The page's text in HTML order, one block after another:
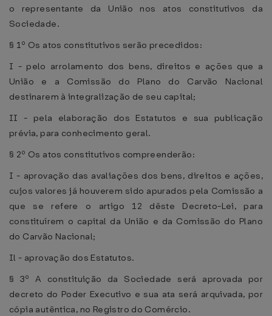
o representante da União nos atos constitutivos da
Sociedade.
§ 1º Os atos constitutivos serão precedidos:
I - pelo arrolamento dos bens, direitos e ações que a
União e a Comissão do Plano do Carvão Nacional
destinarem à integralização de seu capital;
II - pela elaboração dos Estatutos e sua publicação
prévia, para conhecimento geral.
§ 2º Os atos constitutivos compreenderão:
I - aprovação das avaliações dos bens, direitos e ações,
cujos valores já houverem sido apurados pela Comissão a
que se refere o artigo 12 dêste Decreto-Lei, para
constituírem o capital da União e da Comissão do Plano
do Carvão Nacional;
Il - aprovação dos Estatutos.
§ 3º A constituição da Sociedade será aprovada por
decreto do Poder Executivo e sua ata será arquivada, por
cópia autêntica, no Registro do Comércio.